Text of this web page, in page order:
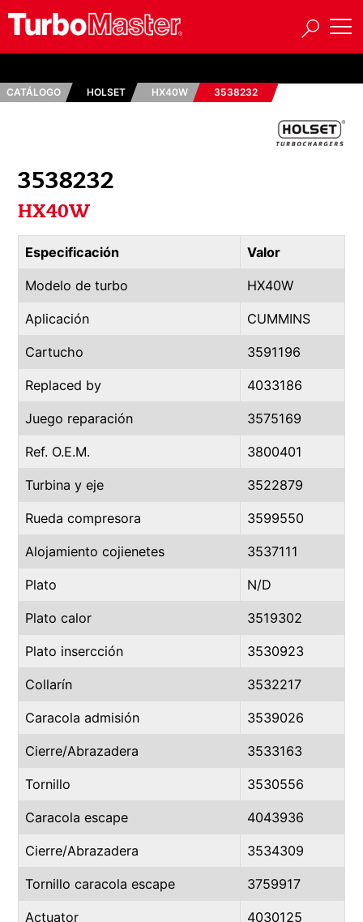
CATÁLOGO HOLSET HX40W 3538232
3538232
HX40W
Especificación Valor
Modelo de turbo HX40W
Aplicación CUMMINS
Cartucho 3591196
Replaced by 4033186
Juego reparación 3575169
Ref. O.E.M. 3800401
Turbina y eje 3522879
Rueda compresora 3599550
Alojamiento cojienetes 3537111
Plato N/D
Plato calor 3519302
Plato insercción 3530923
Collarín 3532217
Caracola admisión 3539026
Cierre/Abrazadera 3533163
Tornillo 3530556
Caracola escape 4043936
Cierre/Abrazadera 3534309
Tornillo caracola escape 3759917
Actuator 4030125